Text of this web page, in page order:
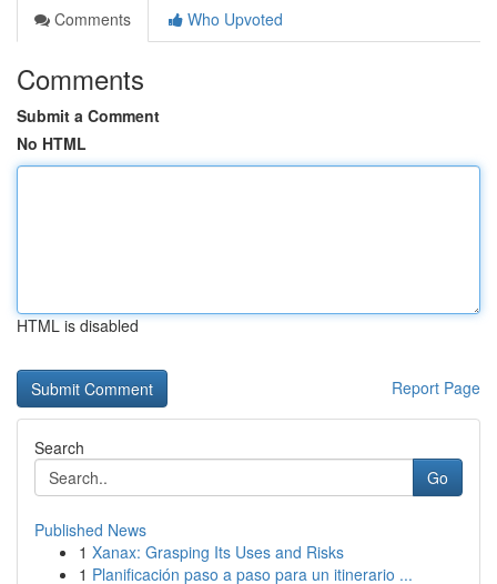
Comments
Who Upvoted
Comments
Submit a Comment
No HTML
HTML is disabled
Report Page
Search
Go
Published News
1 Xanax: Grasping Its Uses and Risks
1 Planificación paso a paso para un itinerario ...